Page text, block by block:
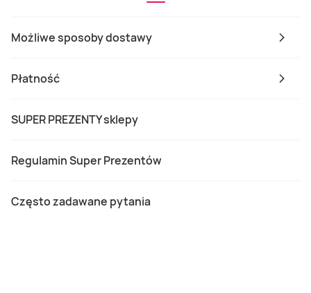
Możliwe sposoby dostawy
Płatność
SUPER PREZENTY sklepy
Regulamin Super Prezentów
Często zadawane pytania